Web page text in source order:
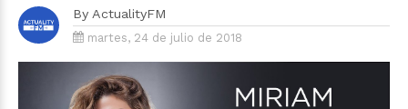
By ActualityFM
martes, 24 de julio de 2018